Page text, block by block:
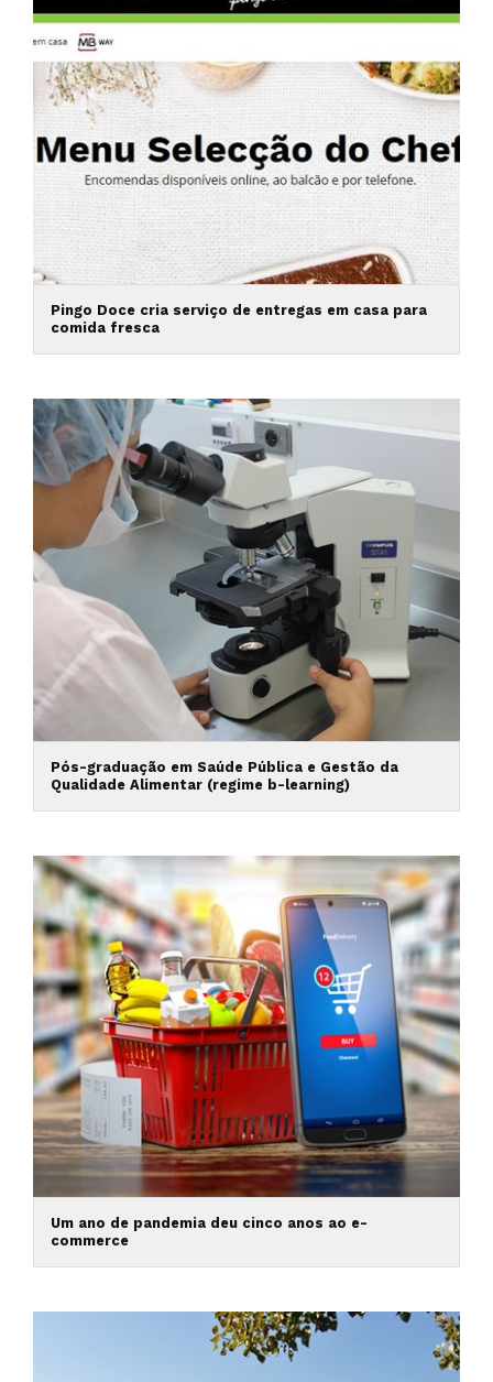
Pingo Doce cria serviço de entregas em casa para
comida fresca
Pós-graduação em Saúde Pública e Gestão da
Qualidade Alimentar (regime b-learning)
Um ano de pandemia deu cinco anos ao e-
commerce